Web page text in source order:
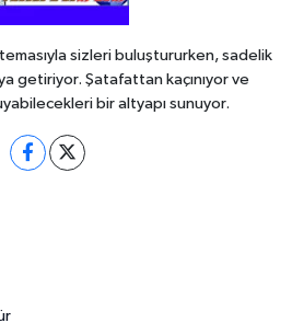
sizleri buluştururken, sadelik
getiriyor. Şatafattan kaçınıyor ve
bir altyapı sunuyor.